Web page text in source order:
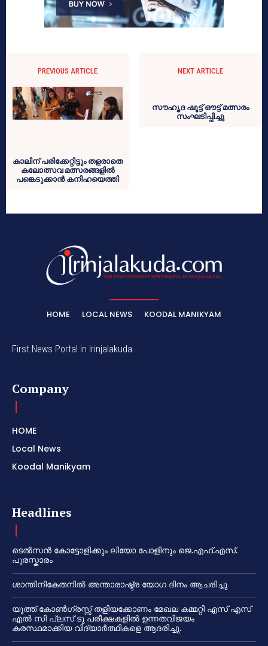
PREVIOUS ARTICLE
കാലിന് പരിക്കേറ്റിട്ടും തളരാതെ
കലോത്സവ മത്സരങ്ങളില്‍
പങ്കെടുക്കാന്‍ കനിഹയെത്തി
NEXT ARTICLE
സൗഹൃദ ഷൂട്ട്‌ ഔട്ട് മത്സരം
സംഘടിപ്പിച്ചു
HOME LOCAL NEWS KOODAL MANIKYAM
First News Portal in Irinjalakuda.
Company
HOME
Local News
Koodal Manikyam
Headlines
ടെൽസൻ കോട്ടോളിക്കും ലിയോ പോളിനും ജെ.എഫ്.എസ്.
പുരസ്കാരം
ശാന്തിനികേതനിൽ അന്താരാഷ്ട്ര യോഗ ദിനം ആചരിച്ചു
യൂത്ത് കോൺഗ്രസ്സ് തളിയക്കോണം മേഖല കമ്മറ്റി എസ് എസ്
എൽ സി പ്ലസ് ടു പരീക്ഷകളിൽ ഉന്നതവിജയം
കരസ്ഥമാക്കിയ വിദ്യാർത്ഥികളെ ആദരിച്ചു.